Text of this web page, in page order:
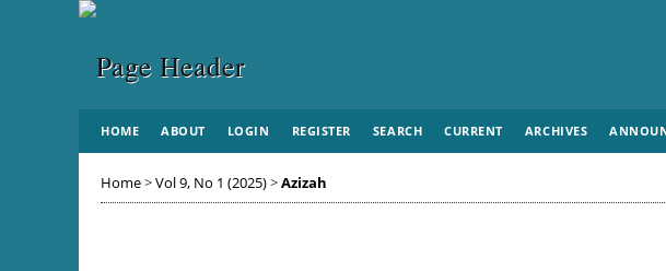
HOME ABOUT LOGIN REGISTER SEARCH CURRENT ARCHIVES
Home>Vol 9, No 1 (2025)>Azizah